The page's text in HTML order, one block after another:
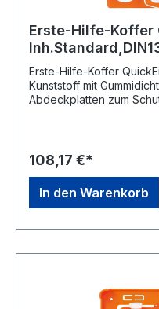
Erste-Hilfe-Koffer
Erste-Hilfe-Koffer
Kunststoff mit Gummidichtung •
Abdeckplatten zum Schutz der
Farbpiktogramm Inhalt: gemäß DIN 13157 Maße: B 260 x
H 170 x T 110 mm Farbe: orange Hersteller: W. Söhngen
GmbH, Platter Str. 84,
+4961288730,
108,17 €*
In den Warenkorb